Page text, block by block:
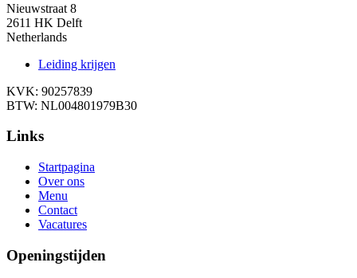
Nieuwstraat 8
2611 HK Delft
Netherlands
Leiding krijgen
KVK: 90257839
BTW: NL004801979B30
Links
Startpagina
Over ons
Menu
Contact
Vacatures
Openingstijden